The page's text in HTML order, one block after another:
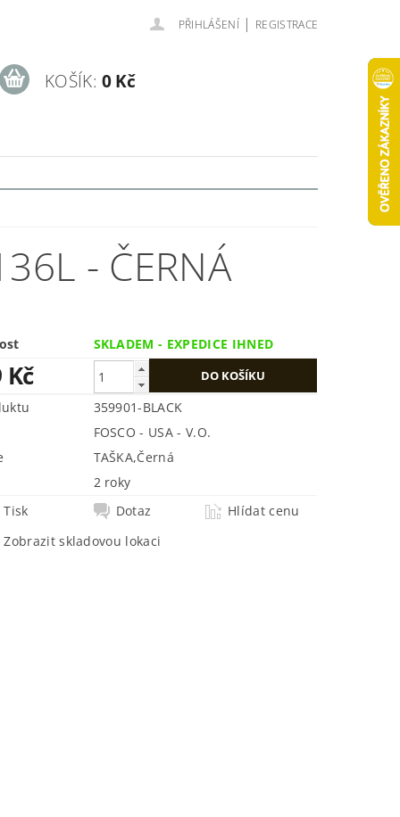
PŘIHLÁŠENÍ | REGISTRACE
KOŠÍK: 0 Kč
- ČERNÁ
SKLADEM - EXPEDICE IHNED
Kč
359901-BLACK
FOSCO - USA - V.O.
TAŠKA,Černá
2 roky
Tisk
Dotaz
Hlídat cenu
Zobrazit skladovou lokaci